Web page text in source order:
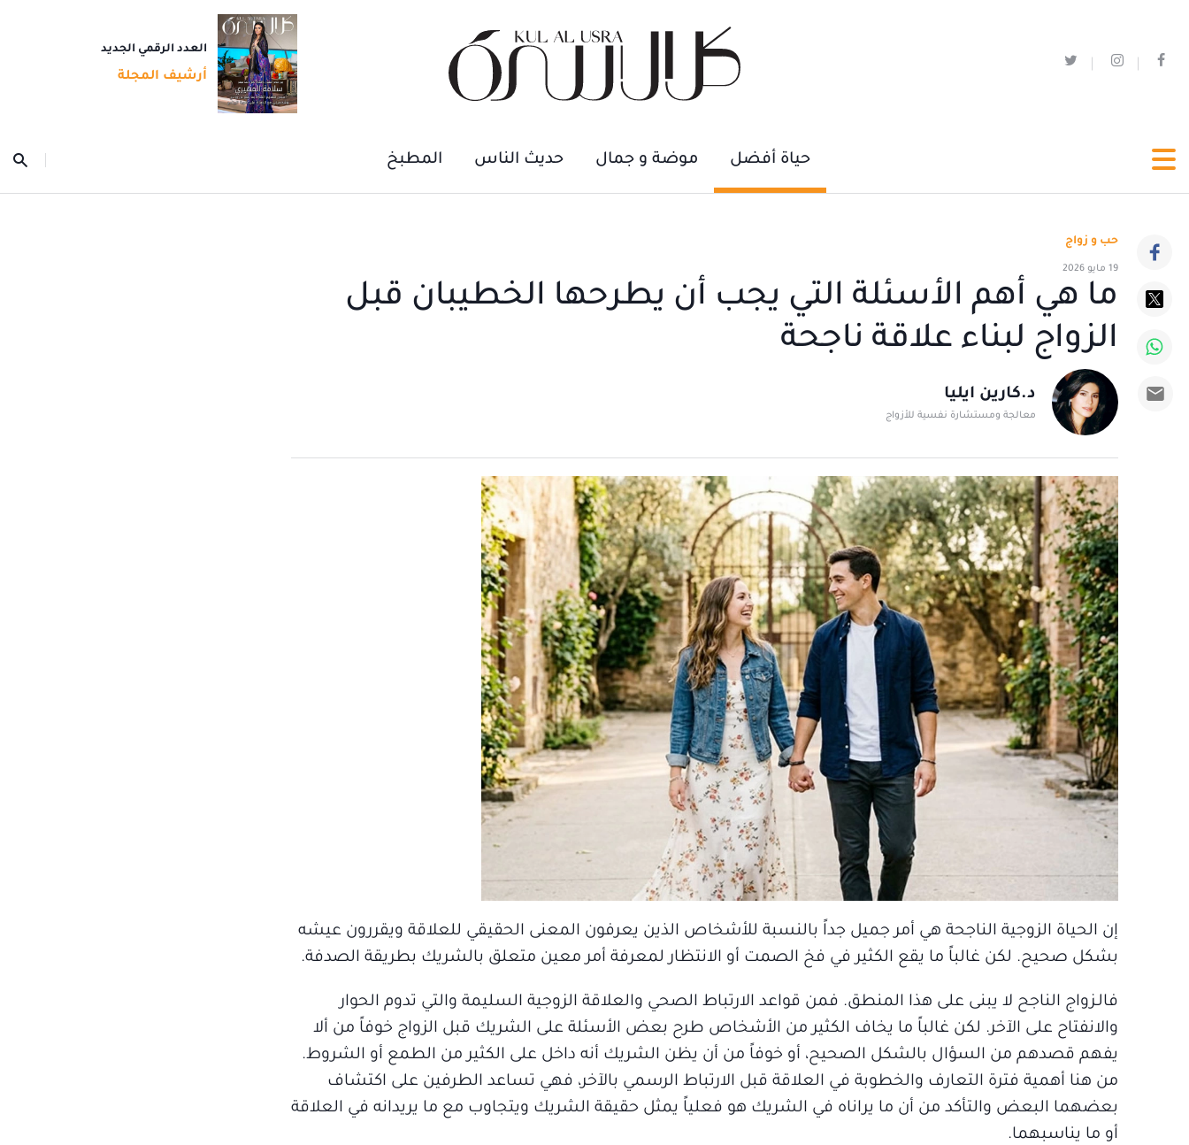
العدد الرقمي الجديد
أرشيف المجلة
حياة أفضل موضة و جمال حديث الناس المطبخ
حب و زواج
19 مايو 2026
ما هي أهم الأسئلة التي يجب أن يطرحها الخطيبان قبل
الزواج لبناء علاقة ناجحة
د.كارين ايليا
معالجة ومستشارة نفسية للأزواج
إن الحياة الزوجية الناجحة هي أمر جميل جداً بالنسبة للأشخاص الذين يعرفون المعنى الحقيقي للعلاقة ويقررون عيشه
بشكل صحيح. لكن غالباً ما يقع الكثير في فخ الصمت أو الانتظار لمعرفة أمر معين متعلق بالشريك بطريقة الصدفة.
فالـزواج الناجح لا يبنى على هذا المنطق. فمن قواعد الارتباط الصحي والعلاقة الزوجية السليمة والتي تدوم الحوار
والانفتاح على الآخر. لكن غالباً ما يخاف الكثير من الأشخاص طرح بعض الأسئلة على الشريك قبل الزواج خوفاً من ألا
يفهم قصدهم من السؤال بالشكل الصحيح، أو خوفاً من أن يظن الشريك أنه داخل على الكثير من الطمع أو الشروط.
من هنا أهمية فترة التعارف والخطوبة في العلاقة قبل الارتباط الرسمي بالآخر، فهي تساعد الطرفين على اكتشاف
بعضهما البعض والتأكد من أن ما يراناه في الشريك هو فعلياً يمثل حقيقة الشريك ويتجاوب مع ما يريدانه في العلاقة
أو ما يناسبهما.